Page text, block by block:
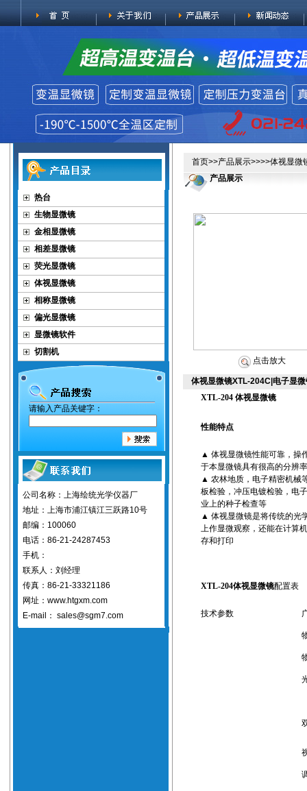
热台
生物显微镜
金相显微镜
相差显微镜
荧光显微镜
体视显微镜
相称显微镜
偏光显微镜
显微镜软件
切割机
请输入产品关键字：
公司名称：上海绘统光学仪器厂
地址：上海市浦江镇江三跃路10号
邮编：100060
电话：86-21-24287453
手机：
联系人：刘经理
传真：86-21-33321186
网址：www.htgxm.com
E-mail： sales@sgm7.com
首页>>产品展示>>>>体视显微
产品展示
点击放大
体视显微镜XTL-204C|电子显
XTL-204 体视显微镜
性能特点
▲体视显微镜性能可靠，操
于本显微镜具有很高的分辨
▲农林地质，电子精密机械
板检验，冲压电镀检验，电
业上的种子检查等
▲体视显微镜是将传统的光
上作显微观察，还能在计算
存和打印
XTL-204体视显微镜配置表
技术参数